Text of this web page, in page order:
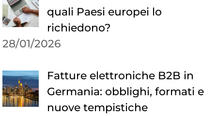
quali Paesi europei lo
richiedono?
28/01/2026
Fatture elettroniche B2B in
Germania: obblighi, formati e
nuove tempistiche